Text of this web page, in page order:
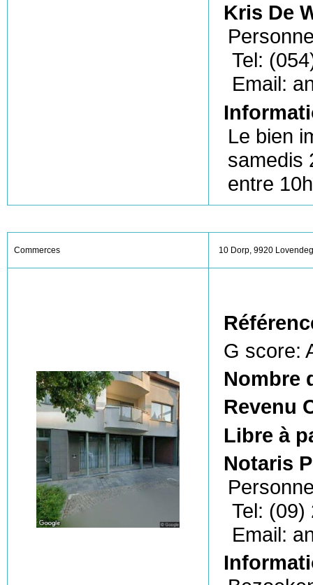
Kris De
Tel:
Email:
Le bien
samedis
entre
Commerces 10 Dorp, 9920
G score:
Nombre
Revenu
Libre à
Notaris
Tel: (09)
Email: